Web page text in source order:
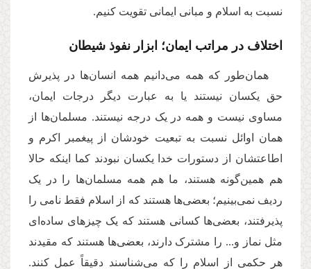
نسبت به اسلام و مبانی ایمانی تقویت کنیم.
اختلاف در مراتب ایمان؛ ابزار نفوذ شیطان
همان‌طور که همه می‌دانیم همه انسان‌ها در پذیرش
حق یکسان نیستند یا به‌ عبارت ‌دیگر درجات ایمان،
مساوی نیست و همه در یک درجه نیستند. مسلمان‌ها از
همان اوائل نسبت به تبعیت خودشان از پیغمبر اکرم و
اطاعتشان از دستورات خدا یکسان نبودند کما اینکه حالا
هم همین‌گونه هستند، ما هم همه مسلمان‌ها را در یک
ردیف نمی‌بینیم؛ بعضی‌ها هستند که از اسلام فقط نامی را
پذیرفتند، بعضی‌ها کسانی هستند که یک چیزهای ساده‌ای
مثل نماز و... را مشترک دارند، بعضی‌ها هستند که مقیدند
هر حکمی از اسلام را که می‌شناسند دقیقاً عمل کنند.